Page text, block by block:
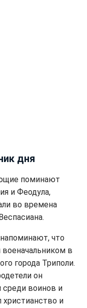
дня
поминают
и Феодула,
во времена
что
в
города Триполи.
он
воинов и
христианство и